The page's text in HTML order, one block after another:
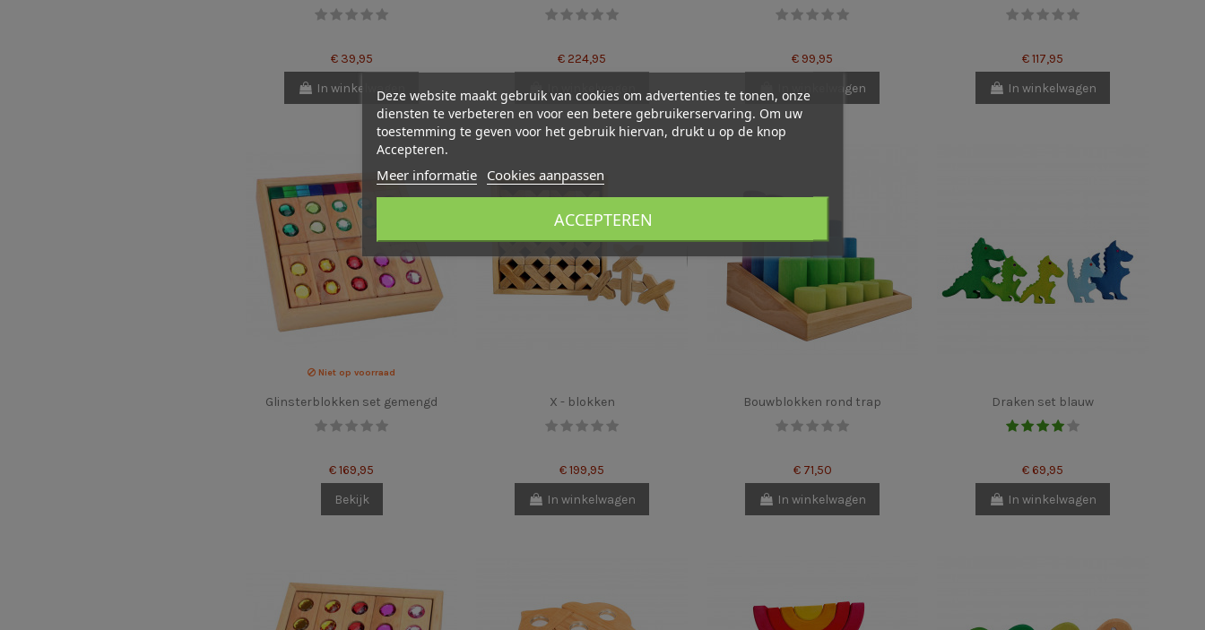
€ 39,95
In winkelwagen
€ 224,95
In winkelwagen
€ 99,95
In winkelwagen
€ 117,95
In winkelwagen
Niet op voorraad
Glinsterblokken set gemengd
€ 169,95
Bekijk
X - blokken
€ 199,95
In winkelwagen
Bouwblokken rond trap
€ 71,50
In winkelwagen
Draken set blauw
€ 69,95
In winkelwagen
Deze website maakt gebruik van cookies om advertenties te tonen, onze
diensten te verbeteren en voor een betere gebruikerservaring. Om uw
toestemming te geven voor het gebruik hiervan, drukt u op de knop
Accepteren.
Meer informatie Cookies aanpassen
ACCEPTEREN